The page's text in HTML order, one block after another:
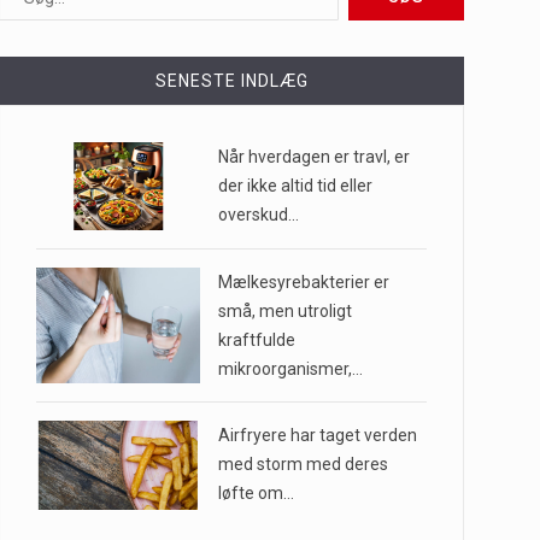
af mennesker…
til…
SENESTE INDLÆG
Når hverdagen er travl, er
der ikke altid tid eller
overskud…
Mælkesyrebakterier er
små, men utroligt
kraftfulde
mikroorganismer,…
Airfryere har taget verden
med storm med deres
løfte om…